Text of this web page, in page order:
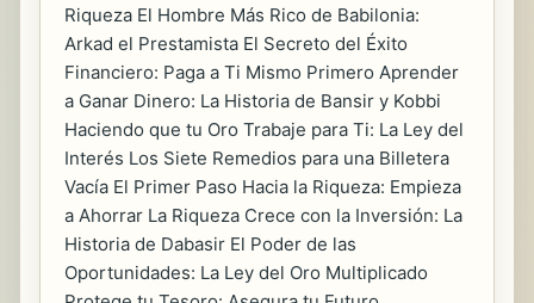
Riqueza El Hombre Más Rico de Babilonia:
Arkad el Prestamista El Secreto del Éxito
Financiero: Paga a Ti Mismo Primero Aprender
a Ganar Dinero: La Historia de Bansir y Kobbi
Haciendo que tu Oro Trabaje para Ti: La Ley del
Interés Los Siete Remedios para una Billetera
Vacía El Primer Paso Hacia la Riqueza: Empieza
a Ahorrar La Riqueza Crece con la Inversión: La
Historia de Dabasir El Poder de las
Oportunidades: La Ley del Oro Multiplicado